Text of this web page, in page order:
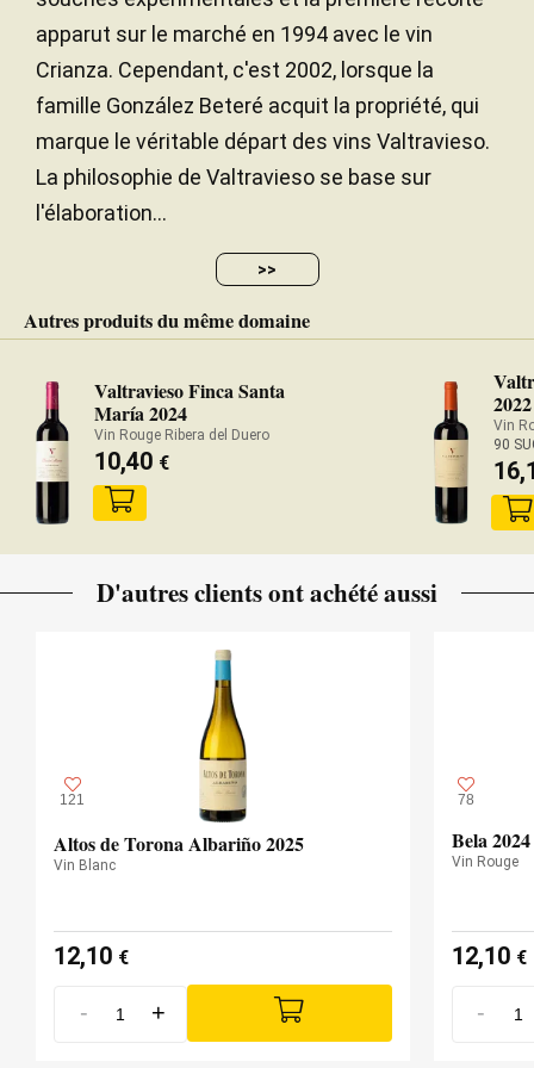
apparut sur le marché en 1994 avec le vin
Crianza. Cependant, c'est 2002, lorsque la
famille González Beteré acquit la propriété, qui
marque le véritable départ des vins Valtravieso.
La philosophie de Valtravieso se base sur
l'élaboration...
>>
Autres produits du même domaine
Valtravieso Finca Santa
María 2024
Vin Rouge Ribera del Duero
10,40 €
2022
Vin
90
D'autres clients ont achété aussi
121
Altos de Torona Albariño 2025
Vin Blanc
12,10 €
- +
78
Bela 2024
Vin Rouge
12,10 €
-